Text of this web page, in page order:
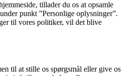
tillader du os at opsamle
punkt ”Personlige oplysninger”.
til vores politiker, vil det blive
til at stille os spørgsmål eller give os